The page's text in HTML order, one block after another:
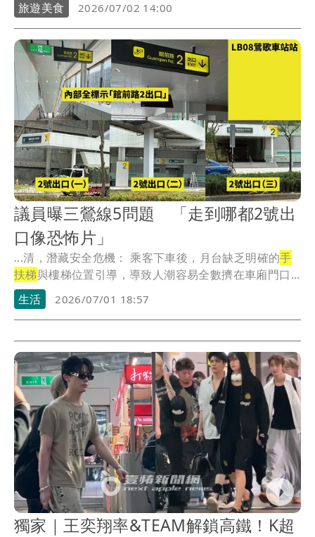
旅遊美食 2026/07/02 14:00
議員曝三鶯線5問題 「走到哪都2號出
口像恐怖片」
...清，潛藏安全危機： 乘客下車後，月台缺乏明確的手
扶梯與樓梯位置引導，導致人潮容易全數擠在車廂門口...
生活
2026/07/01 18:57
獨家｜王奕翔率&TEAM解鎖高鐵！K超